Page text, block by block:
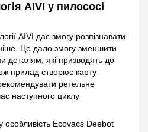
AIVI у пилососі
AIVI дає змогу розпізнавати
Це дало змогу зменшити
деталям, які призводять до
прилад створює карту
ретельне
наступного циклу
особливість Ecovacs Deebot